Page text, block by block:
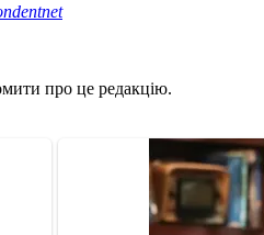
про це редакцію.